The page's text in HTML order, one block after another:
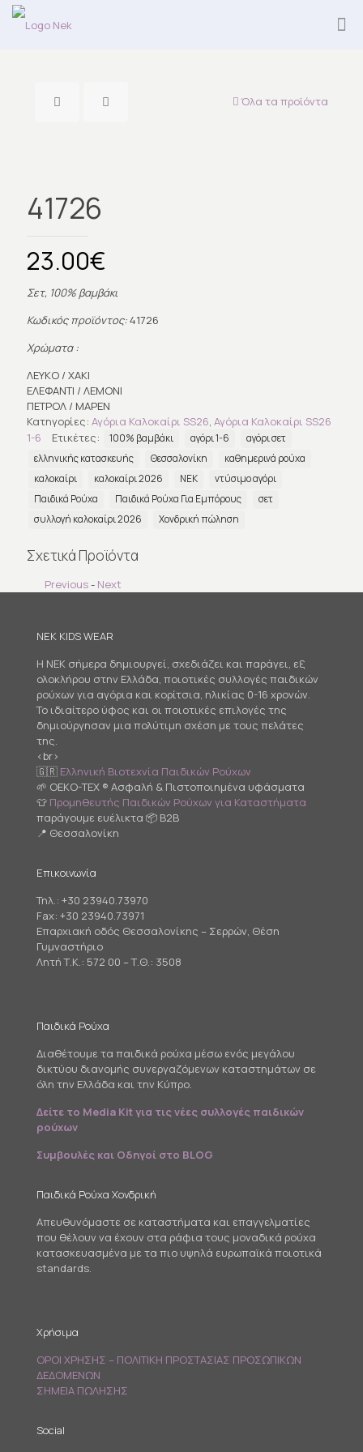
Όλα τα προϊόντα
41726
23.00€
Σετ, 100% βαμβάκι
Κωδικός προϊόντος:41726
Χρώματα :
ΛΕΥΚΟ / ΧΑΚΙ
ΕΛΕΦΑΝΤΙ / ΛΕΜΟΝΙ
ΠΕΤΡΟΛ / ΜΑΡΕΝ
Κατηγορίες: Αγόρια Καλοκαίρι SS26, Αγόρια Καλοκαίρι SS26
1-6
Ετικέτες: 100% βαμβάκι αγόρι 1-6
αγόρι σετ
ελληνικής κατασκευής
Θεσσαλονίκη
καθημερινά ρούχα
καλοκαίρι
καλοκαίρι 2026 ΝΕΚ
ντύσιμο αγόρι
Παιδικά Ρούχα
Παιδικά Ρούχα Για Εμπόρους
σετ
συλλογή καλοκαίρι 2026
Χονδρική πώληση
Σχετικά Προϊόντα
Previous- Next
NEK KIDS WEAR
Η NEK σήμερα δημιουργεί, σχεδιάζει και παράγει, εξ
ολοκλήρου στην Ελλάδα, ποιοτικές συλλογές παιδικών
ρούχων για αγόρια και κορίτσια, ηλικίας 0-16 χρονών.
Το ιδιαίτερο ύφος και οι ποιοτικές επιλογές της
δημιούργησαν μια πολύτιμη σχέση με τους πελάτες
της.
<br>
🇬🇷 Ελληνική Βιοτεχνία Παιδικών Ρούχων
🌱 OEKO-TEX ® Ασφαλή & Πιστοποιημένα υφάσματα
👕 Προμηθευτής Παιδικών Ρούχων για Καταστήματα
παράγουμε ευέλικτα 📦 B2B
📍 Θεσσαλονίκη
Επικοινωνία
Τηλ.: +30 23940.73970
Fax: +30 23940.73971
Επαρχιακή οδός Θεσσαλονίκης – Σερρών, Θέση
Γυμναστήριο
Λητή Τ.Κ.: 572 00 – Τ.Θ.: 3508
Παιδικά Ρούχα
Διαθέτουμε τα παιδικά ρούχα μέσω ενός μεγάλου
δικτύου διανομής συνεργαζόμενων καταστημάτων σε
όλη την Ελλάδα και την Κύπρο.
Δείτε το Media Kit για τις νέες συλλογές παιδικών
ρούχων
Συμβουλές και Οδηγοί στο BLOG
Παιδικά Ρούχα Χονδρική
Απευθυνόμαστε σε καταστήματα και επαγγελματίες
που θέλουν να έχουν στα ράφια τους μοναδικά ρούχα
κατασκευασμένα με τα πιο υψηλά ευρωπαϊκά ποιοτικά
standards.
Χρήσιμα
ΟΡΟΙ ΧΡΗΣΗΣ – ΠΟΛΙΤΙΚΗ ΠΡΟΣΤΑΣΙΑΣ ΠΡΟΣΩΠΙΚΩΝ
ΔΕΔΟΜΕΝΩΝ
ΣΗΜΕΙΑ ΠΩΛΗΣΗΣ
Social